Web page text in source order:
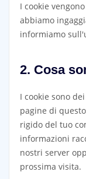
I cookie
abbiamo
informiamo
2. Cosa
I cookie sono
pagine di
rigido del tuo
informazioni
nostri server
prossima visita.